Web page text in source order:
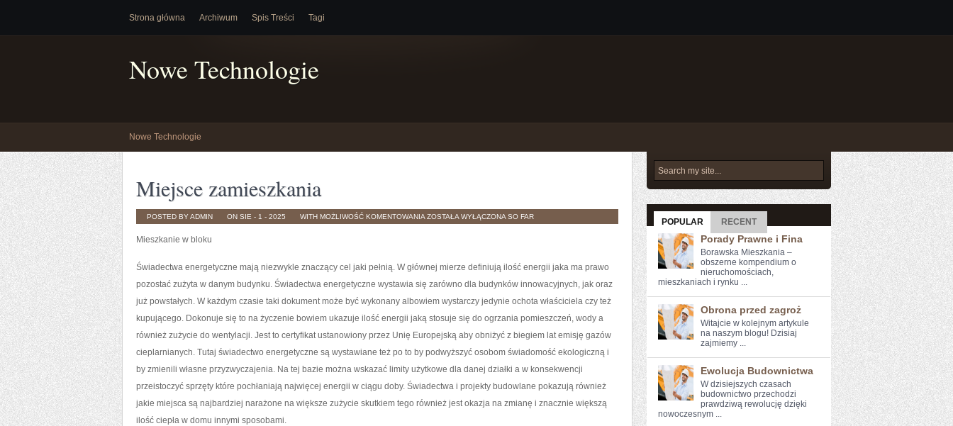
Strona główna Archiwum Spis Treści Tagi
Nowe Technologie
Nowe Technologie
Miejsce zamieszkania
POSTED BY ADMIN ON SIE - 1 - 2025 WITH MOŻLIWOŚĆ KOMENTOWANIA MIEJSCE
ZAMIESZKANIA
ZOSTAŁA WYŁĄCZONA SO FAR
Mieszkanie w bloku
Świadectwa energetyczne mają niezwykle znaczący cel jaki pełnią. W głównej mierze definiują ilość energii jaka ma prawo
pozostać zużyta w danym budynku. Świadectwa energetyczne wystawia się zarówno dla budynków innowacyjnych, jak oraz
już powstałych. W każdym czasie taki dokument może być wykonany albowiem wystarczy jedynie ochota właściciela czy też
kupującego. Dokonuje się to na życzenie bowiem ukazuje ilość energii jaką stosuje się do ogrzania pomieszczeń, wody a
również zużycie do wentylacji. Jest to certyfikat ustanowiony przez Unię Europejską aby obniżyć z biegiem lat emisję gazów
cieplarnianych. Tutaj świadectwo energetyczne są wystawiane też po to by podwyższyć osobom świadomość ekologiczną i
by zmienili własne przyzwyczajenia. Na tej bazie można wskazać limity użytkowe dla danej działki a w konsekwencji
przeistoczyć sprzęty które pochłaniają najwięcej energii w ciągu doby. Świadectwa i projekty budowlane pokazują również
jakie miejsca są najbardziej narażone na większe zużycie skutkiem tego również jest okazja na zmianę i znacznie większą
ilość ciepła w domu innymi sposobami.
POPULAR RECENT
Porady Prawne i Fina
Borawska Mieszkania –
obszerne kompendium o
nieruchomościach,
mieszkaniach i rynku ...
Obrona przed zagroż
Witajcie w kolejnym artykule
⁣na naszym blogu!⁤ Dzisiaj
zajmiemy ...
Ewolucja Budownictwa
W dzisiejszych czasach
budownictwo przechodzi
prawdziwą rewolucję dzięki
nowoczesnym ...